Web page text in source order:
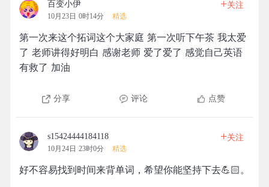
百变小伊
10月23日 0时14分 精选
+关注
第一次来这个拓词这个大家庭 第一次听下午茶 我太爱
了 老师讲得好明白 感谢老师 爱了爱了 感觉自己英语
有救了 加油
分享 评论 点赞
s15424444184118
10月24日 23时0分 精选
+关注
好不容易找到时间来背单词，希望你能坚持下去💪🏻。